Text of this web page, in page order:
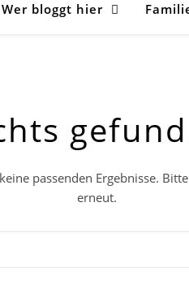
Wer bloggt hier
passenden Ergebnisse.
erneut.